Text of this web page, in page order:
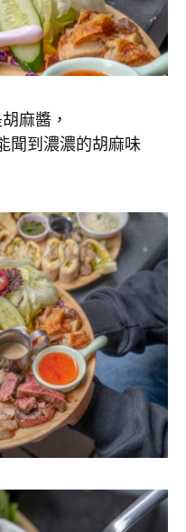
麻醬，
聞到濃濃的胡麻味